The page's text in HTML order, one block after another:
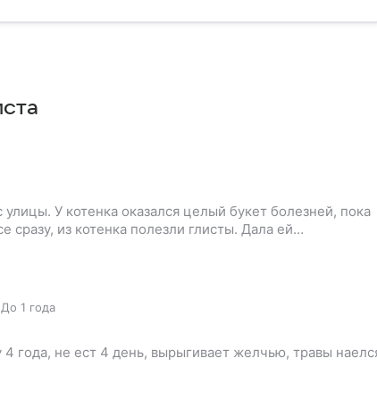
У котенка оказался целый букет болезней, пока
сразу, из котенка полезли глисты. Дала ей…
До 1 года
года, не ест 4 день, вырыгивает желчью, травы